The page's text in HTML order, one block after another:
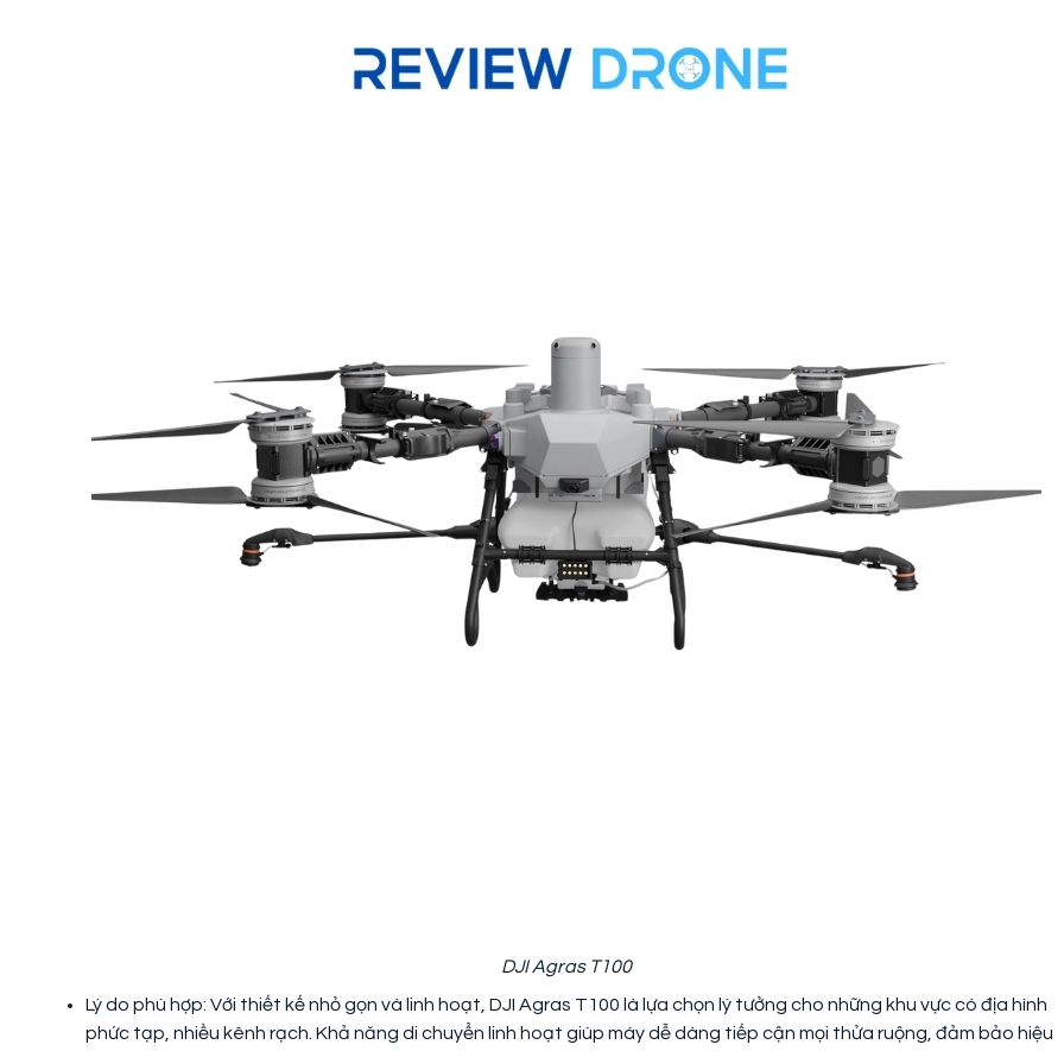
DJI Agras T100
Lý do phù hợp: Với thiết kế nhỏ gọn và linh hoạt, DJI Agras T100 là lựa chọn lý tưởng cho những khu vực có địa hình
phức tạp, nhiều kênh rạch. Khả năng di chuyển linh hoạt giúp máy dễ dàng tiếp cận mọi thửa ruộng, đảm bảo hiệu